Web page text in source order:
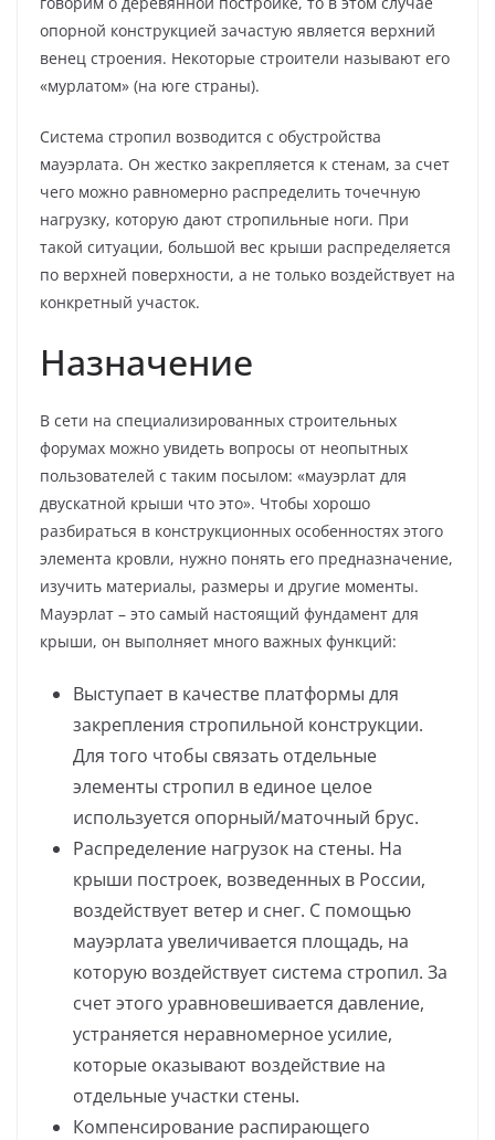
опорной конструкцией зачастую является верхний
венец строения. Некоторые строители называют его
«мурлатом» (на юге страны).
Система стропил возводится с обустройства
мауэрлата. Он жестко закрепляется к стенам, за счет
чего можно равномерно распределить точечную
нагрузку, которую дают стропильные ноги. При
такой ситуации, большой вес крыши распределяется
по верхней поверхности, а не только воздействует на
конкретный участок.
Назначение
В сети на специализированных строительных
форумах можно увидеть вопросы от неопытных
пользователей с таким посылом: «мауэрлат для
двускатной крыши что это». Чтобы хорошо
разбираться в конструкционных особенностях этого
элемента кровли, нужно понять его предназначение,
изучить материалы, размеры и другие моменты.
Мауэрлат – это самый настоящий фундамент для
крыши, он выполняет много важных функций:
Выступает в качестве платформы для
закрепления стропильной конструкции.
Для того чтобы связать отдельные
элементы стропил в единое целое
используется опорный/маточный брус.
Распределение нагрузок на стены. На
крыши построек, возведенных в России,
воздействует ветер и снег. С помощью
мауэрлата увеличивается площадь, на
которую воздействует система стропил. За
счет этого уравновешивается давление,
устраняется неравномерное усилие,
которые оказывают воздействие на
отдельные участки стены.
Компенсирование распирающего